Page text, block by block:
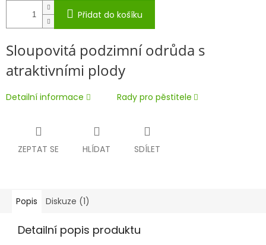
Přidat do košíku
Sloupovitá podzimní odrůda s
atraktivními plody
Detailní informace Rady pro pěstitele
ZEPTAT SE HLÍDAT SDÍLET
Popis Diskuze (1)
Detailní popis produktu